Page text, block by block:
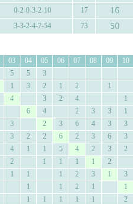
0-2-0-3-2-10 17 16
3-3-2-4-7-54 73 50
03 04 05 06 07 08 09
10
5 5
3
1 3 2 1 2
1
4 3 2 4
1
6 4 2 3 3
1
3 2 3 6 4 3
3
3 2 2 6 2 3 6
3
4 1 1 5 4 2 3
2
2 1 1 1 1
2
1 1 1 2 3 1
3
1 1 2 1
1
1 1 1 1 1
2